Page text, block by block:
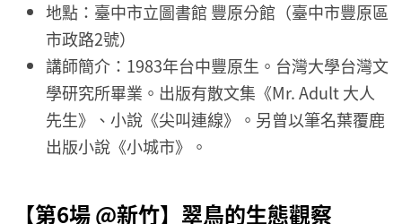
地點：臺中市立圖書館 豐原分館（臺中市豐原區
市政路2號）
講師簡介：1983年台中豐原生。台灣大學台灣文
學研究所畢業。出版有散文集《Mr. Adult 大人
先生》、小說《尖叫連線》。另曾以筆名葉覆鹿
出版小說《小城市》。
【第6場 @新竹】 翠鳥的生態觀察